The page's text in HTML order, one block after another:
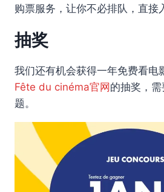
购票服务，让你不必排队，直接
抽奖
我们还有机会获得一年免费看电
Fête du cinéma官网的抽奖，
题。